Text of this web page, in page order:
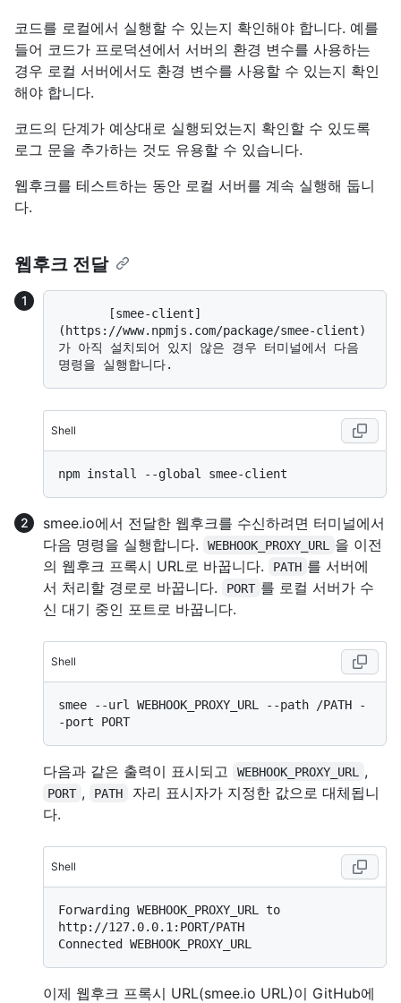
코드를 로컬에서 실행할 수 있는지 확인해야 합니다. 예를
들어 코드가 프로덕션에서 서버의 환경 변수를 사용하는
경우 로컬 서버에서도 환경 변수를 사용할 수 있는지 확인
해야 합니다.
코드의 단계가 예상대로 실행되었는지 확인할 수 있도록
로그 문을 추가하는 것도 유용할 수 있습니다.
웹후크를 테스트하는 동안 로컬 서버를 계속 실행해 둡니
다.
웹후크 전달
(https://www.npmjs.com/package/smee-client)
가 아직 설치되어 있지 않은 경우 터미널에서 다음
Shell
smee.io에서 전달한 웹후크를 수신하려면 터미널에서
다음 명령을 실행합니다.
WEBHOOK_PROXY_URL
을 이전
의 웹후크 프록시 URL로 바꿉니다.
PATH 를 서버에
서 처리할 경로로 바꿉니다.
PORT 를 로컬 서버가 수
신 대기 중인 포트로 바꿉니다.
Shell
smee --url WEBHOOK_PROXY_URL --path /PATH -
다음과 같은 출력이 표시되고 WEBHOOK_PROXY_URL ,
PORT , PATH
자리 표시자가 지정한 값으로 대체됩니
다.
Shell
Forwarding WEBHOOK_PROXY_URL to
http://127.0.0.1:PORT/PATH
이제 웹후크 프록시 URL(smee.io URL)이 GitHub에